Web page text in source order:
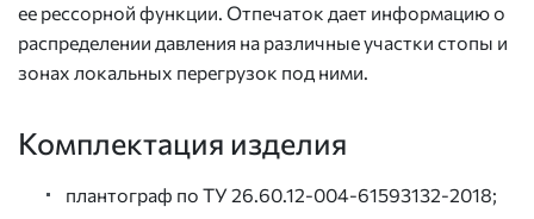
ее рессорной функции. Отпечаток дает информацию о
распределении давления на различные участки стопы и
зонах локальных перегрузок под ними.
Комплектация изделия
плантограф по ТУ 26.60.12-004-61593132-2018;